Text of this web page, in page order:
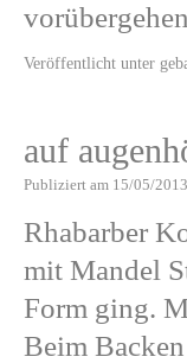
Veröffentlicht unter
auf
Publiziert am 15/05/2013
Rhabarber
mit Mandel
Form ging.
Beim